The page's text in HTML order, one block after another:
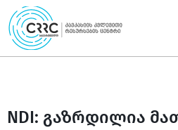
Skip
to
content
NDI: გაზრდილია